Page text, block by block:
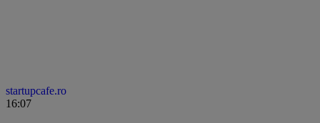
startupcafe.ro
16:07